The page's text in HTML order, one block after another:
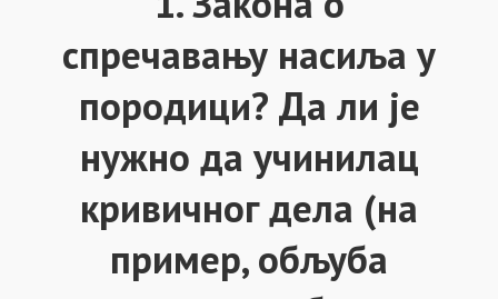
спречавању насиља у
породици? Да ли је
нужно да учинилац
кривичног дела (на
пример, обљуба